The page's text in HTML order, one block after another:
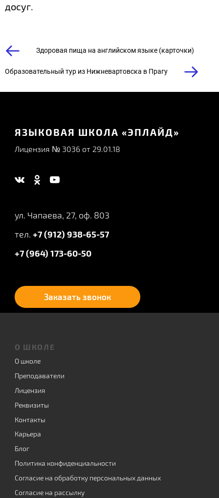
досуг.
Здоровая пища на английском языке (карточки)
Образовательный тур из Нижневартовска в Прагу
ЯЗЫКОВАЯ ШКОЛА «ЭПЛАЙД»
Лицензия № 3036 от 29.01.18
ул. Чапаева, 27, оф. 803
тел. +7 (912) 938-65-57
+7 (964) 173-60-50
Заказать звонок
О ШКОЛЕ
О школе
Преподаватели
Лицензия
Реквизиты
Контакты
Карьера
Блог
Политика конфиденциальности
Согласие на обработку персональных данных
Согласие на рассылку